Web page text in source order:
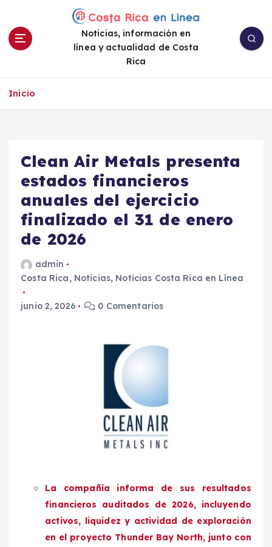
Noticias, información en
línea y actualidad de Costa
Rica
Inicio
Clean Air Metals presenta
estados financieros
anuales del ejercicio
finalizado el 31 de enero
de 2026
admin
Costa Rica, Noticias, Noticias Costa Rica en Línea
junio 2, 2026 0 Comentarios
La compañía informa de sus resultados
financieros auditados de 2026, incluyendo
activos, liquidez y actividad de exploración
en el proyecto Thunder Bay North, junto con